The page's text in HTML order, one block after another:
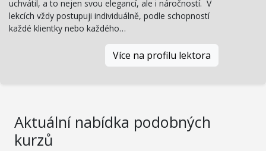
uchvátil, a to nejen svou elegancí, ale i náročností. V
lekcích vždy postupuji individuálně, podle schopností
každé klientky nebo každého…
Více na profilu lektora
Aktuální nabídka podobných
kurzů